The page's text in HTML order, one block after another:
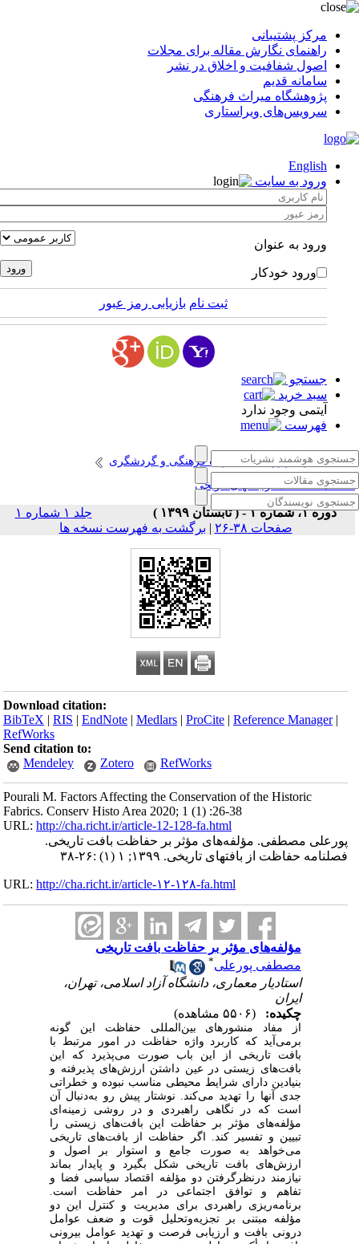
مرکز پشتیبانی
راهنمای نگارش مقاله برای مجلات
اصول شفافیت و اخلاق در نشر
سامانه قدیم
پژوهشگاه میراث فرهنگی
سرویس‌های ویراستاری
English
ورود به سایت
ورود به عنوان
ورود خودکار
ثبت نام بازیابی رمز عبور
جستجو
سبد خرید
آیتمی وجود ندارد
فهرست
انتشارات پژوهشگاه میراث فرهنگی و گردشگری
حفاظت از بافتهای تاریخی
دوره ۱، شماره ۱ - ( تابستان ۱۳۹۹ )
جلد ۱ شماره ۱
صفحات ۳۸-۲۶
| برگشت به فهرست نسخه ها
Download citation:
BibTeX |RIS |EndNote |Medlars |ProCite |Reference Manager
RefWorks
Send citation to:
Mendeley
Zotero RefWorks
Pourali M. Factors Affecting the Conservation of the Historic
Fabrics. Conserv Histo Area 2020; 1 (1) :26-38
URL:http://cha.richt.ir/article-12-128-fa.html
پورعلی مصطفی. مؤلفه‌های مؤثر بر حفاظت بافت تاریخی.
فصلنامه حفاظت از بافتهای تاریخی. ۱۳۹۹; ۱ (۱) :۲۶-۳۸
URL:http://cha.richt.ir/article-۱۲-۱۲۸-fa.html
مؤلفه‌های مؤثر بر حفاظت بافت تاریخی
مصطفی پورعلی
استادیار معماری، دانشگاه آزاد اسلامی، تهران،
ایران
چکیده:
از مفاد منشورهای بینالمللی حفاظت این گونه
برمی‌آید که کاربرد واژه حفاظت در امور مرتبط با
بافت تاریخی از این باب صورت می‌پذیرد که این
بافت‌های زیستی در عین داشتن ارزش‌های پذیرفته و
بنیادین دارای شرایط محیطی مناسب نبوده و خطراتی
جدی آنها را تهدید می‌کند. نوشتار پیش رو به‌دنبال‏‏‏ آن
است که در نگاهی راهبردی و در روشی زمینه‌ای
مؤلفه‌های مؤثر بر حفاظت این بافت‌های زیستی را
تبیین و تفسیر کند. اگر حفاظت از بافت‌های تاریخی
می‌خواهد به صورت جامع و استوار بر اصول و
ارزش‌های بافت تاریخی شکل بگیرد و پایدار بماند
نیازمند درنظرگرفتن دو مؤلفه اقتصاد سیاسی فضا و
تفاهم و توافق اجتماعی در امر حفاظت است.
برنامه‌ریزی راهبردی برای مدیریت و کنترل این دو
مؤلفه مبتنی بر تجزیهوتحلیل قوت و ضعف عوامل
درونی بافت و ارزیابی فرصت و تهدید عوامل بیرونی